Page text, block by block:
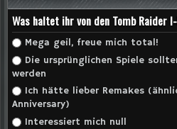
Was haltet ihr von den Tomb Raider
Auswahlmöglichkeiten
Mega geil, freue mich total!
Die ursprünglichen Spiele
werden
Ich hätte lieber Remakes
Anniversary)
Interessiert mich null